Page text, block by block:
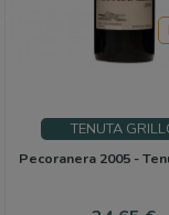
TENUTA
Pecoranera 2005 -